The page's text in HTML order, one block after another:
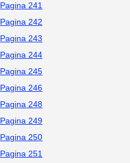
Pagina 241
Pagina 242
Pagina 243
Pagina 244
Pagina 245
Pagina 246
Pagina 248
Pagina 249
Pagina 250
Pagina 251